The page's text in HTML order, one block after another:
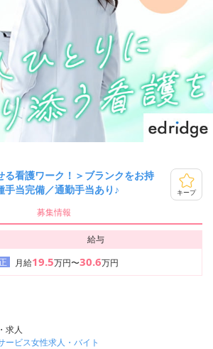
る看護ワーク！＞ブランクをお持
当完備／通勤手当あり♪
キープ
募集情報
給与
正 月給19.5万円〜30.6万円
求人
ービス女性求人・バイト